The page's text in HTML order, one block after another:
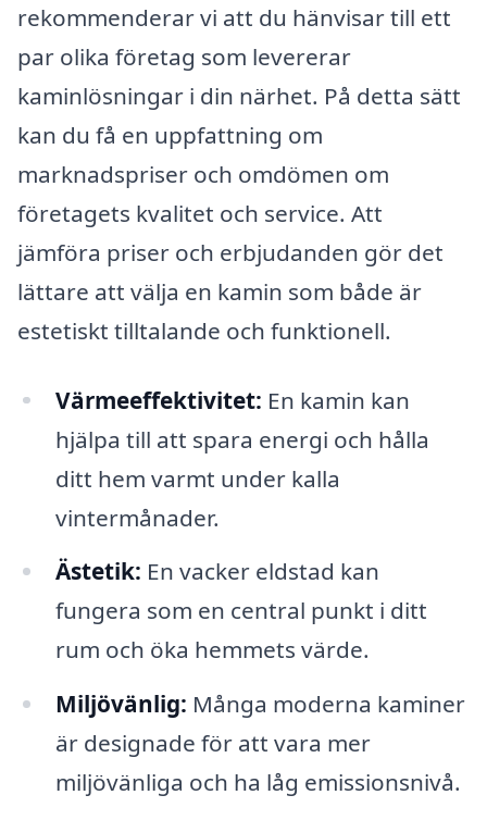
rekommenderar vi att du hänvisar till ett
par olika företag som levererar
kaminlösningar i din närhet. På detta sätt
kan du få en uppfattning om
marknadspriser och omdömen om
företagets kvalitet och service. Att
jämföra priser och erbjudanden gör det
lättare att välja en kamin som både är
estetiskt tilltalande och funktionell.
Värmeeffektivitet: En kamin kan
hjälpa till att spara energi och hålla
ditt hem varmt under kalla
vintermånader.
Ästetik: En vacker eldstad kan
fungera som en central punkt i ditt
rum och öka hemmets värde.
Miljövänlig: Många moderna kaminer
är designade för att vara mer
miljövänliga och ha låg emissionsnivå.